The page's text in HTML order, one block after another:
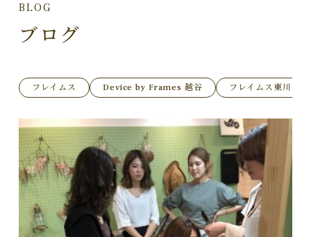
BLOG
ブログ
フレイムス Device by Frames 越谷 フレイムス東川口店